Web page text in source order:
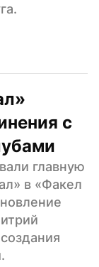
с
главную
в «Факел